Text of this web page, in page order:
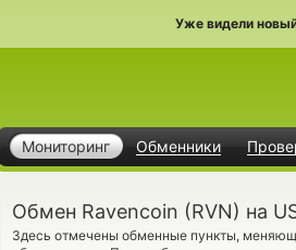
Уже видели
Мониторинг Обменники
Обмен Ravencoin (RVN) на
Здесь отмечены обменные пункты,